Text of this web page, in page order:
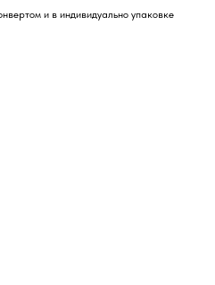
и в индивидуально упаковке